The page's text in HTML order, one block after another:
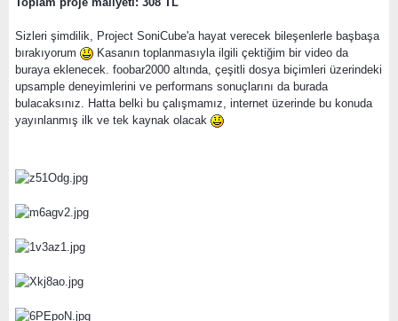
Sizleri şimdilik, Project SoniCube'a hayat verecek bileşenlerle başbaşa
bırakıyorum
Kasanın toplanmasıyla ilgili çektiğim bir video da
buraya eklenecek. foobar2000 altında, çeşitli dosya biçimleri üzerindeki
upsample deneyimlerini ve performans sonuçlarını da burada
bulacaksınız. Hatta belki bu çalışmamız, internet üzerinde bu konuda
yayınlanmış ilk ve tek kaynak olacak